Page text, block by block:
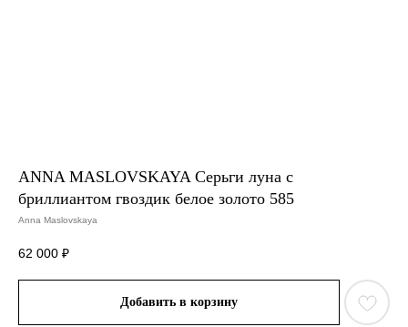
ANNA MASLOVSKAYA Серьги луна с
бриллиантом гвоздик белое золото 585
Anna Maslovskaya
62 000 ₽
Добавить в корзину